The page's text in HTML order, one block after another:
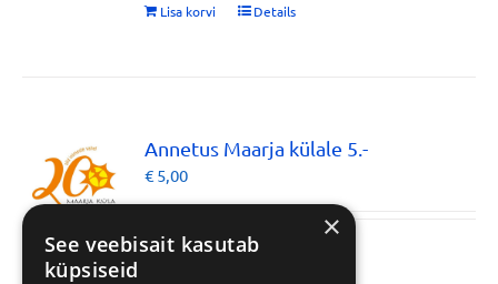
Lisa korvi Details
Annetus Maarja külale 5.-
€ 5,00
×
See veebisait kasutab
küpsiseid